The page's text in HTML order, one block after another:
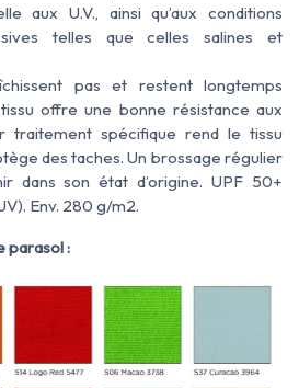
aux U.V., ainsi qu’aux conditions
telles que celles salines et
pas et restent longtemps
offre une bonne résistance aux
traitement spécifique rend le tissu
des taches. Un brossage régulier
dans son état d’origine. UPF 50+
Env. 280 g/m2.
parasol :